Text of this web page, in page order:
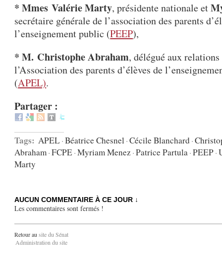
* Mmes Valérie Marty, présidente nationale et
secrétaire générale de l’association des parents
l’enseignement public (PEEP),
* M. Christophe Abraham, délégué aux
l’Association des parents d’élèves de
(APEL).
Partager :
Tags: APEL·Béatrice Chesnel·Cécile Blanchard ·
Abraham·FCPE·Myriam Menez ·Patrice Partula·PEEP·
Marty
AUCUN COMMENTAIRE À CE JOUR ↓
Les commentaires sont fermés !
Retour ausite du Sénat
Administration du site